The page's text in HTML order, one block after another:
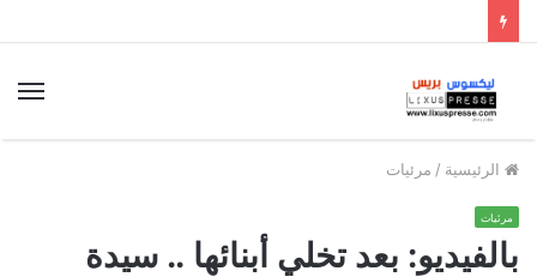
الرئيسية / مرئيات
مرئيات
بالفيديو: بعد تخلي أبنائها .. سيدة